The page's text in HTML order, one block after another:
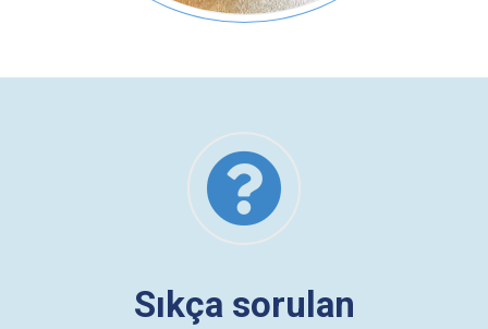
Sıkça sorulan